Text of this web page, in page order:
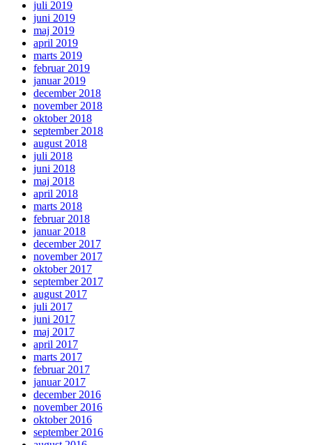
juli 2019
juni 2019
maj 2019
april 2019
marts 2019
februar 2019
januar 2019
december 2018
november 2018
oktober 2018
september 2018
august 2018
juli 2018
juni 2018
maj 2018
april 2018
marts 2018
februar 2018
januar 2018
december 2017
november 2017
oktober 2017
september 2017
august 2017
juli 2017
juni 2017
maj 2017
april 2017
marts 2017
februar 2017
januar 2017
december 2016
november 2016
oktober 2016
september 2016